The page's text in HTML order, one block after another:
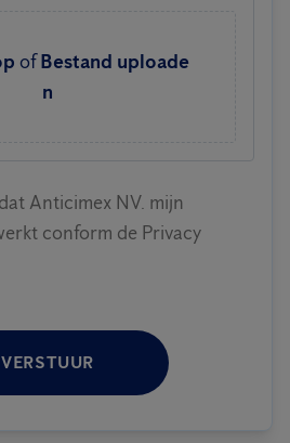
of Bestand uploade
n
Anticimex NV. mijn
conform de Privacy
VERSTUUR